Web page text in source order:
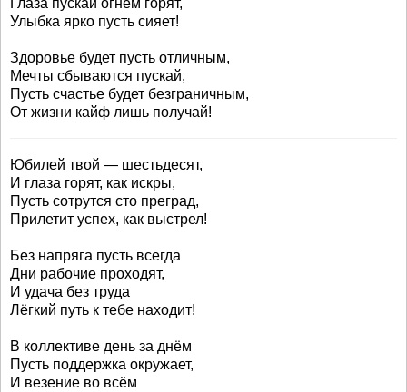
Глаза пускай огнем горят,
Улыбка ярко пусть сияет!
Здоровье будет пусть отличным,
Мечты сбываются пускай,
Пусть счастье будет безграничным,
От жизни кайф лишь получай!
Юбилей твой — шестьдесят,
И глаза горят, как искры,
Пусть сотрутся сто преград,
Прилетит успех, как выстрел!
Без напряга пусть всегда
Дни рабочие проходят,
И удача без труда
Лёгкий путь к тебе находит!
В коллективе день за днём
Пусть поддержка окружает,
И везение во всём